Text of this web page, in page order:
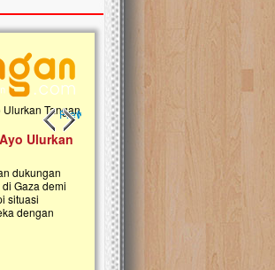
Previous slide
Next slide
Ulurkan
dukungan
Gaza demi
situasi
dengan
Open Donasi Wakaf
Rumah Qur'an & TK Islam
Najjah di Jonggol
Saat ini, Ulurtangan bersama Yayasan
Najjahtul Islam Jonggol sedang merintis
pembangunan Rumah Qur’an dan
kanak Islam Terpadu (TKIT) An Najjah
Gedung Majelis Taklim di Jonggol,...